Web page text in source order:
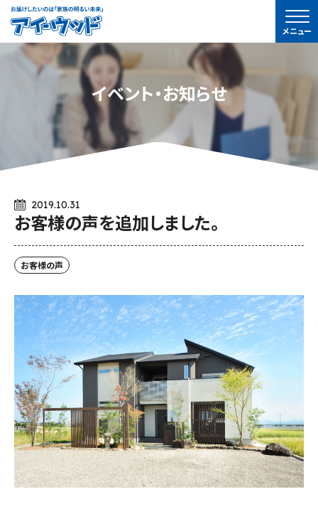
ア
イ-
ウ
メニュー
イベント・お知らせ
2019.10.31
お客様の声を追加しました。
お客様の声